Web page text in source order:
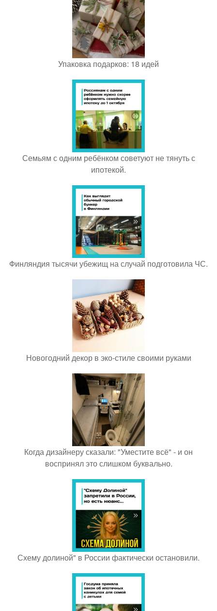
Упаковка подарков: 18 идей
Семьям с одним ребёнком советуют не тянуть с
ипотекой.
Финляндия тысячи убежищ на случай подготовила ЧС.
Новогодний декор в эко-стиле своими руками
Когда дизайнеру сказали: "Уместите всё" - и он
воспринял это слишком буквально.
Схему долиной" в России фактически остановили.